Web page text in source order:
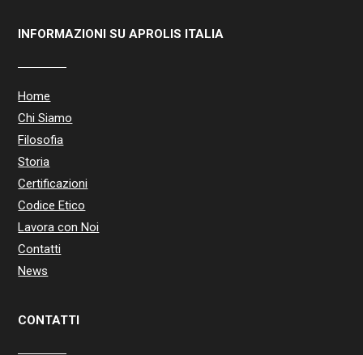
INFORMAZIONI SU APROLIS ITALIA
Home
Chi Siamo
Filosofia
Storia
Certificazioni
Codice Etico
Lavora con Noi
Contatti
News
CONTATTI